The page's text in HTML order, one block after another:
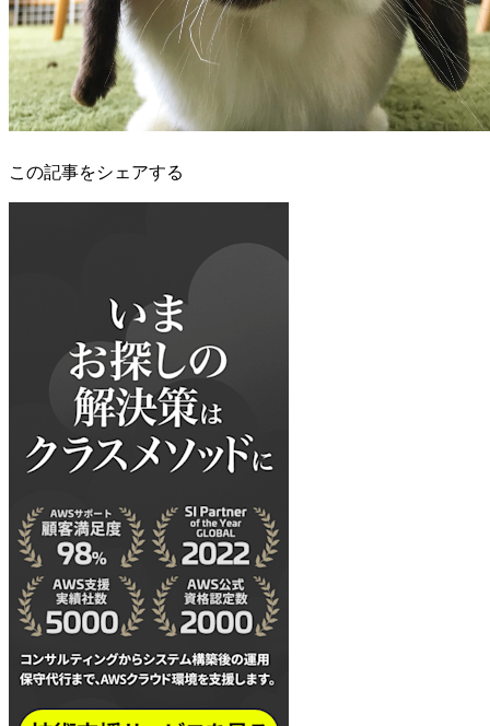
この記事をシェアする